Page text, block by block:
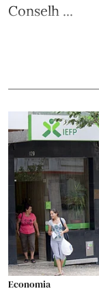
Conselh ...
Economia